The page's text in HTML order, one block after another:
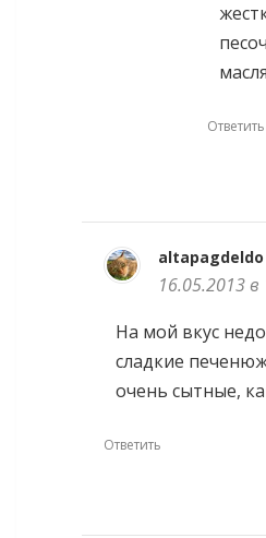
Ответить
altapagdeldo
16.05.2013 в
На мой вкус
сладкие
очень сытные,
Ответить